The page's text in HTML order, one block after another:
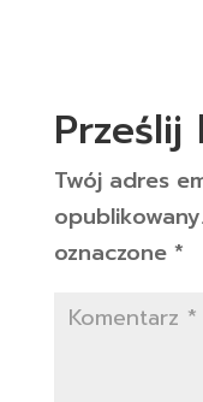
Prześlij
Twój adres
oznaczone *